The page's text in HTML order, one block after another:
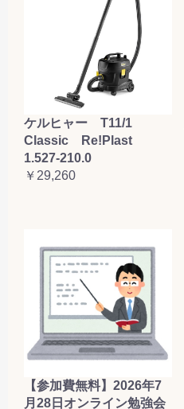
ケルヒャー T11/1
Classic Re!Plast
1.527-210.0
￥29,260
【参加費無料】2026年7
月28日オンライン勉強会